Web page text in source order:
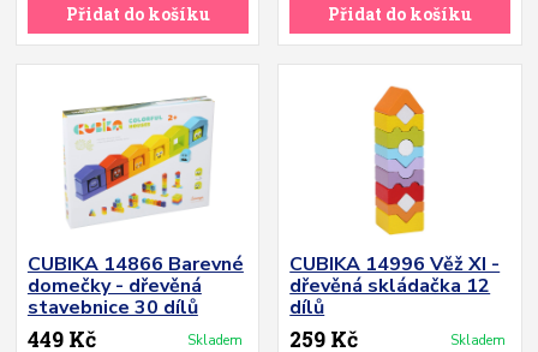
Přidat do košíku Přidat do košíku
CUBIKA 14866 Barevné
domečky - dřevěná
stavebnice 30 dílů
449 Kč Skladem
CUBIKA 14996 Věž XI -
dřevěná skládačka 12
dílů
259 Kč Skladem